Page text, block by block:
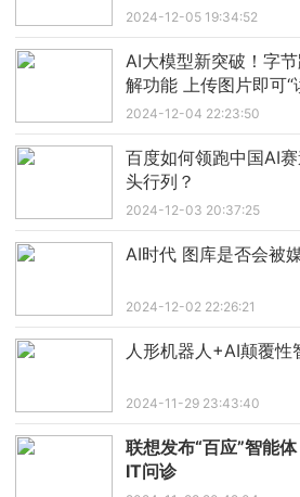
2024-12-05 19:34:52
AI大模型新突破！字
解功能 上传图片即可“
2024-12-04 22:23:50
百度如何领跑中国AI
头行列？
2024-12-03 20:37:25
AI时代 图库是否会被
2024-12-02 22:26:21
人形机器人+AI颠覆性
2024-11-29 23:43:40
联想发布“百应”智能
IT问诊